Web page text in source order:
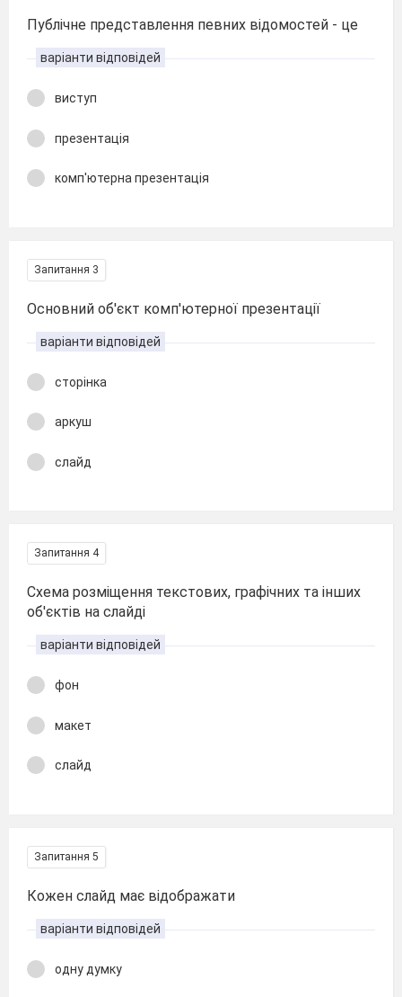
Публічне представлення певних відомостей - це
варіанти відповідей
виступ
презентація
комп'ютерна презентація
Запитання 3
Основний об'єкт комп'ютерної презентації
варіанти відповідей
сторінка
аркуш
слайд
Запитання 4
Схема розміщення текстових, графічних та інших
об'єктів на слайді
варіанти відповідей
фон
макет
слайд
Запитання 5
Кожен слайд має відображати
варіанти відповідей
одну думку